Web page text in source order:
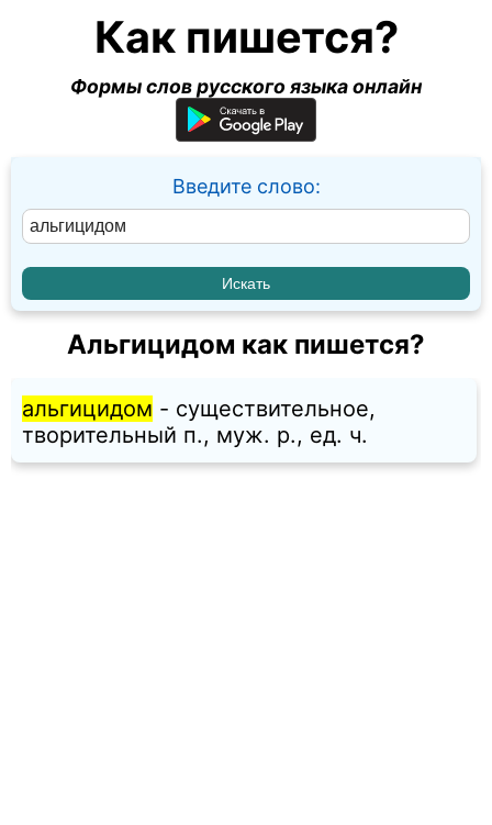
Как пишется?
Формы слов русского языка онлайн
Введите слово:
Альгицидом как пишется?
альгицидом - существительное,
творительный п., муж. p., ед. ч.